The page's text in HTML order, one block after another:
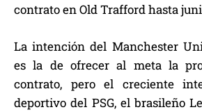
contrato en Old Trafford hasta
La intención del Manchester
es la de ofrecer al meta la
contrato, pero el creciente
deportivo del PSG, el brasileño